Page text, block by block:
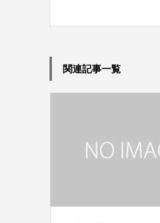
関連記事一覧